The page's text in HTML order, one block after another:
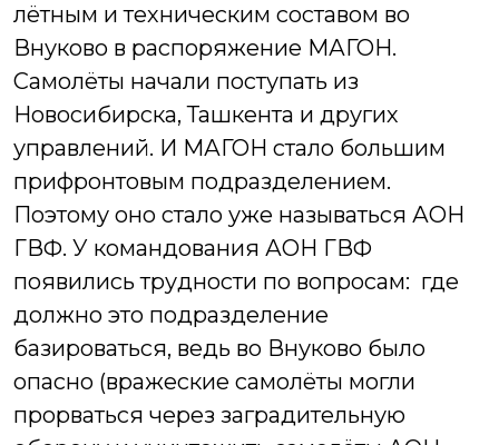
лётным и техническим составом во
Внуково в распоряжение МАГОН.
Самолёты начали поступать из
Новосибирска, Ташкента и других
управлений. И МАГОН стало большим
прифронтовым подразделением.
Поэтому оно стало уже называться АОН
ГВФ. У командования АОН ГВФ
появились трудности по вопросам: где
должно это подразделение
базироваться, ведь во Внуково было
опасно (вражеские самолёты могли
прорваться через заградительную